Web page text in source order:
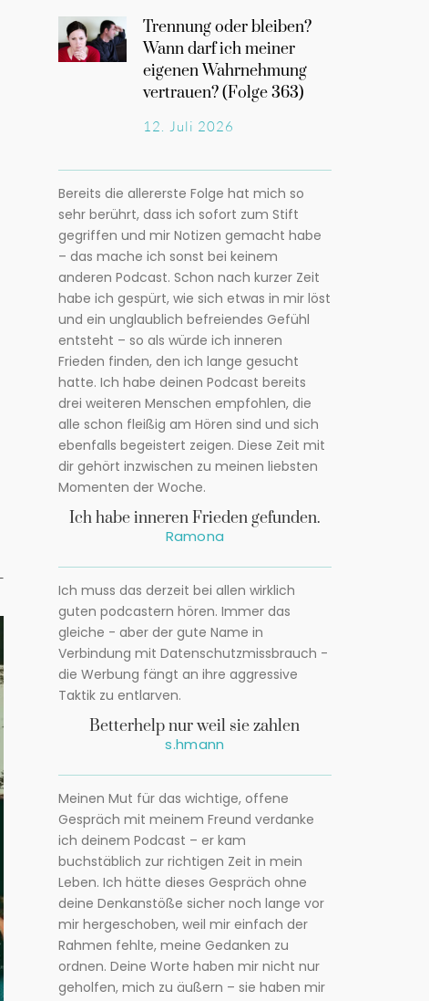
Trennung oder bleiben?
Wann darf ich meiner
eigenen Wahrnehmung
vertrauen? (Folge 363)
12. Juli 2026
Bereits die allererste Folge hat mich so
sehr berührt, dass ich sofort zum Stift
gegriffen und mir Notizen gemacht habe
– das mache ich sonst bei keinem
anderen Podcast. Schon nach kurzer Zeit
habe ich gespürt, wie sich etwas in mir löst
und ein unglaublich befreiendes Gefühl
entsteht – so als würde ich inneren
Frieden finden, den ich lange gesucht
hatte. Ich habe deinen Podcast bereits
drei weiteren Menschen empfohlen, die
alle schon fleißig am Hören sind und sich
ebenfalls begeistert zeigen. Diese Zeit mit
dir gehört inzwischen zu meinen liebsten
Momenten der Woche.
Ich habe inneren Frieden gefunden.
Ramona
Ich muss das derzeit bei allen wirklich
guten podcastern hören. Immer das
gleiche - aber der gute Name in
Verbindung mit Datenschutzmissbrauch -
die Werbung fängt an ihre aggressive
Taktik zu entlarven.
Betterhelp nur weil sie zahlen
s.hmann
Meinen Mut für das wichtige, offene
Gespräch mit meinem Freund verdanke
ich deinem Podcast – er kam
buchstäblich zur richtigen Zeit in mein
Leben. Ich hätte dieses Gespräch ohne
deine Denkanstöße sicher noch lange vor
mir hergeschoben, weil mir einfach der
Rahmen fehlte, meine Gedanken zu
ordnen. Deine Worte haben mir nicht nur
geholfen, mich zu äußern – sie haben mir